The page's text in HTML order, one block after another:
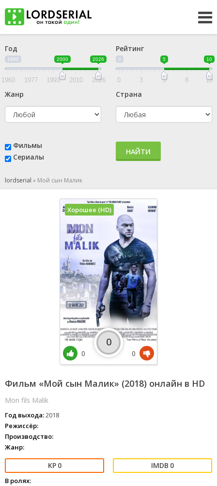
Год
1960 2000 2026
1960 1977 1993 2010 2026
Рейтинг
0 5 10
0 3 5 8 10
Жанр Страна
Фильмы
Сериалы
НАЙТИ
lordserial » Мой сын Малик
Фильм «Мой сын Малик» (2018) онлайн в HD
Mon fils Malik
Год выхода:2018
Режиссёр:
Производство:
Жанр:
0 0
В ролях:
Хорошее (HD)
0
0
0